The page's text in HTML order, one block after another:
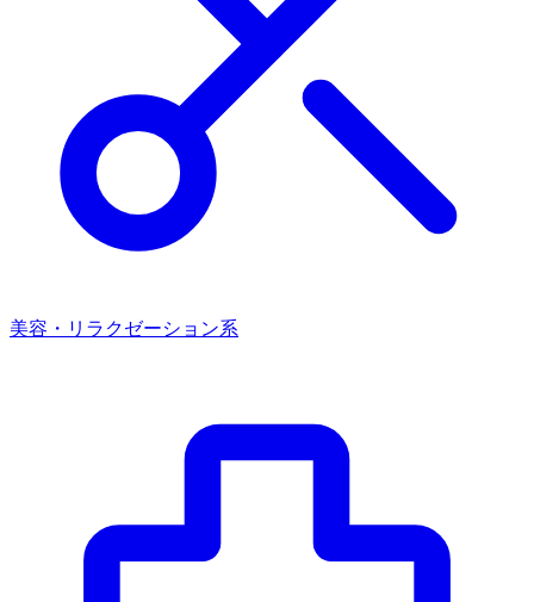
美容・リラクゼーション系